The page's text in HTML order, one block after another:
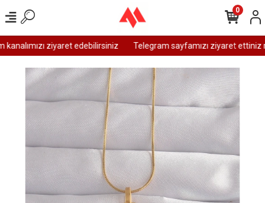
ziyaret edebilirsiniz Telegram sayfamızı ziyaret ettiniz
0